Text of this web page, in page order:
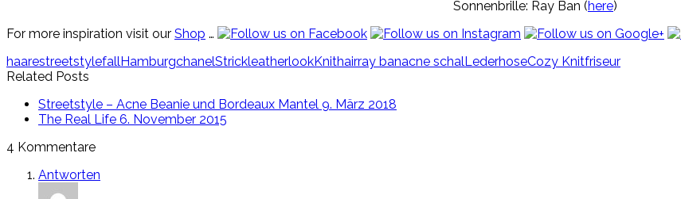
Sonnenbrille: Ray Ban (here)
For more inspiration visit our Shop …
haarestreetstylefallHamburgchanelStrickleatherlookKnithairray banacne schalLederhoseCozy Knitfriseur
Related Posts
Streetstyle – Acne Beanie und Bordeaux Mantel 9. März 2018
The Real Life 6. November 2015
4 Kommentare
Antworten